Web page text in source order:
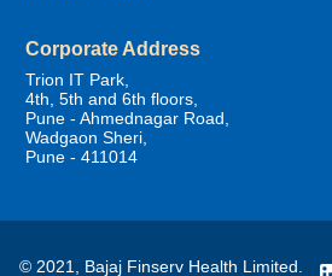
Corporate Address
Trion IT Park,
4th, 5th and 6th floors,
Pune - Ahmednagar Road,
Wadgaon Sheri,
Pune - 411014
© 2021, Bajaj Finserv Health Limited.